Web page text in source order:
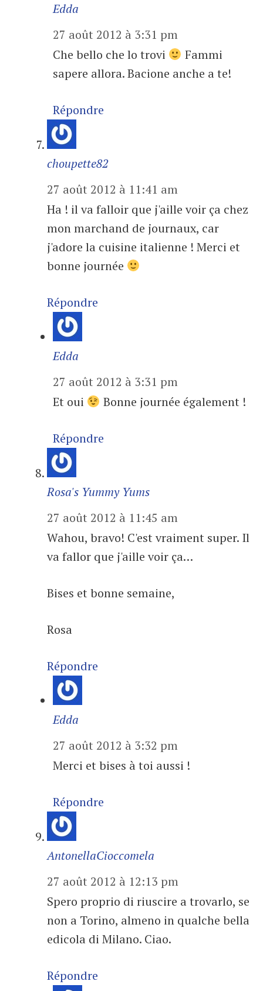
Edda
27 août 2012 à 3:31 pm
Che bello che lo trovi
Fammi
sapere allora. Bacione anche a te!
Répondre
choupette82
27 août 2012 à 11:41 am
Ha ! il va falloir que j'aille voir ça chez
mon marchand de journaux, car
j'adore la cuisine italienne ! Merci et
bonne journée
Répondre
Edda
27 août 2012 à 3:31 pm
Et oui
Bonne journée également !
Répondre
Rosa's Yummy Yums
27 août 2012 à 11:45 am
Wahou, bravo! C'est vraiment super. Il
va fallor que j'aille voir ça…
Bises et bonne semaine,
Rosa
Répondre
Edda
27 août 2012 à 3:32 pm
Merci et bises à toi aussi !
Répondre
AntonellaCioccomela
27 août 2012 à 12:13 pm
Spero proprio di riuscire a trovarlo, se
non a Torino, almeno in qualche bella
edicola di Milano. Ciao.
Répondre